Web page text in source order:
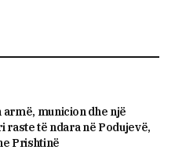
municion dhe një
raste të ndara në Podujevë,
Prishtinë